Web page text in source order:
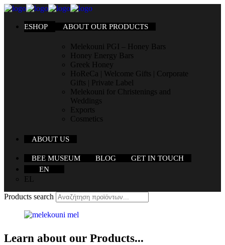
ESHOP ABOUT OUR PRODUCTS
Melekouni PGI – Honey Bars
Honey Energy Bars
Greek Honey
HoReCa | Welcome Gifts | Corporate
Gifts | Private Label
Melekouni for Christenings and
Weddings
Exports
Cosmetics
ABOUT US
BEE MUSEUM BLOG
GET IN TOUCH
EN
EL
Products search
Learn about our Products...